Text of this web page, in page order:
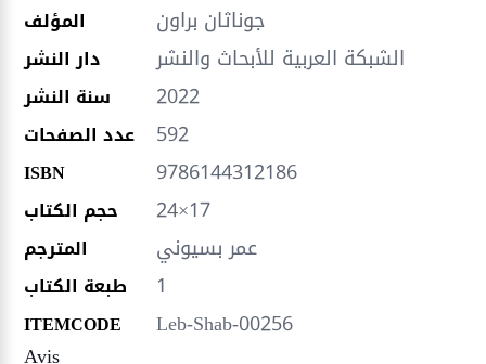
المؤلف جوناثان براون
دار النشر الشبكة العربية للأبحاث والنشر
سنة النشر 2022
عدد الصفحات 592
ISBN 9786144312186
حجم الكتاب 24×17
المترجم عمر بسيوني
طبعة الكتاب 1
ITEMCODE
Leb-Shab-00256
Avis